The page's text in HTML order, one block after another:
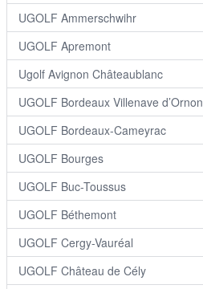
UGOLF Ammerschwihr
UGOLF Apremont
Ugolf Avignon Châteaublanc
UGOLF Bordeaux Villenave d’Ornon
UGOLF Bordeaux-Cameyrac
UGOLF Bourges
UGOLF Buc-Toussus
UGOLF Béthemont
UGOLF Cergy-Vauréal
UGOLF Château de Cély